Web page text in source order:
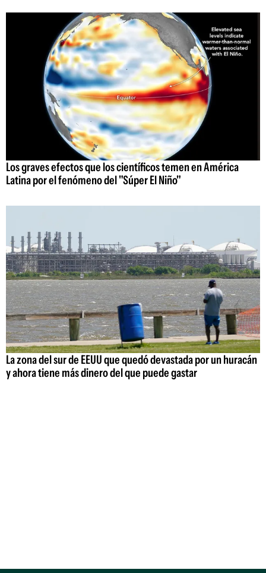
Los graves efectos que los científicos temen en América
Latina por el fenómeno del "Súper El Niño"
La zona del sur de EEUU que quedó devastada por un huracán
y ahora tiene más dinero del que puede gastar